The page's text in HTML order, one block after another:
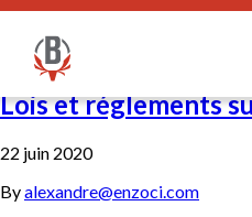
Lois et réglements
22 juin 2020
Byalexandre@enzoci.com